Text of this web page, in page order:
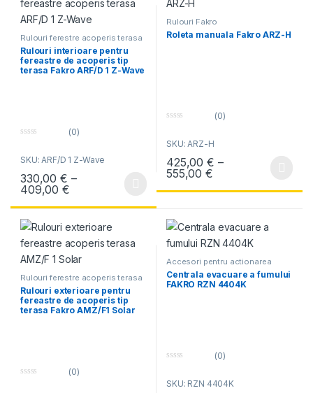
Rulouri ferestre acoperis terasa
Rulouri interioare pentru
fereastre de acoperis tip
terasa Fakro ARF/D 1 Z-Wave
u
o
f
5
(0)
SKU: ARF/D 1 Z-Wave
330,00€ –
409,00€Interval de prețuri: 330,00 € până la 409,00 €
Acest produs are mai multe variații. Opțiunile pot fi alese în
Rulouri Fakro
Roleta manuala Fakro ARZ-H
u
o
f
5
(0)
SKU: ARZ-H
425,00€ –
555,00€Interval de
Acest produs are mai multe
Rulouri ferestre acoperis terasa
Rulouri exterioare pentru
fereastre de acoperis tip
terasa Fakro AMZ/F1 Solar
(0)
Accesori pentru actionarea
electrica
Centrala evacuare a fumului
FAKRO RZN 4404K
u
(0)
SKU: RZN 4404K